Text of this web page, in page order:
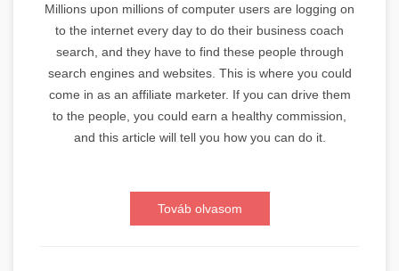
Millions upon millions of computer users are logging on
to the internet every day to do their business coach
search, and they have to find these people through
search engines and websites. This is where you could
come in as an affiliate marketer. If you can drive them
to the people, you could earn a healthy commission,
and this article will tell you how you can do it.
Továb olvasom